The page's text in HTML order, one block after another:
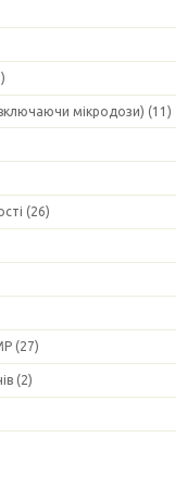
мікродози) (11)
(26)
(27)
(2)